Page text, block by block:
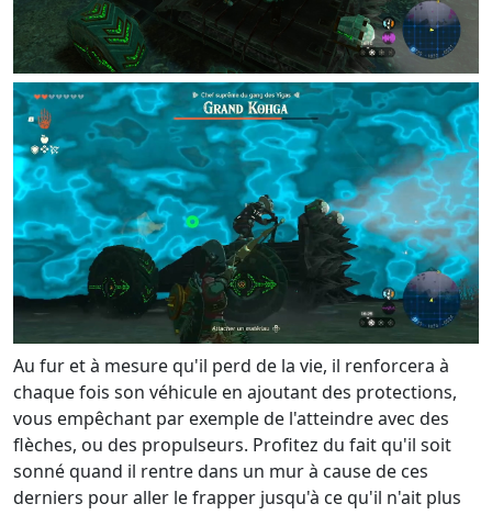
Au fur et à mesure qu'il perd de la vie, il renforcera à
chaque fois son véhicule en ajoutant des protections,
vous empêchant par exemple de l'atteindre avec des
flèches, ou des propulseurs. Profitez du fait qu'il soit
sonné quand il rentre dans un mur à cause de ces
derniers pour aller le frapper jusqu'à ce qu'il n'ait plus